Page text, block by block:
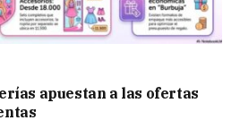
apuestan a las ofertas